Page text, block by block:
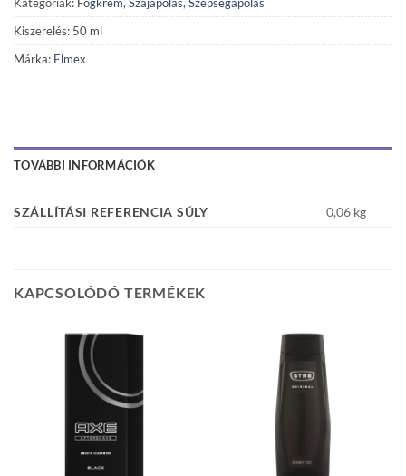
Kiszerelés: 50 ml
Márka: Elmex
TOVÁBBI INFORMÁCIÓK
SZÁLLÍTÁSI REFERENCIA SÚLY 0,06 kg
KAPCSOLÓDÓ TERMÉKEK